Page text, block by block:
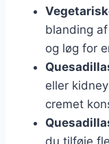
blanding
og løg for
eller
cremet
du tilføje